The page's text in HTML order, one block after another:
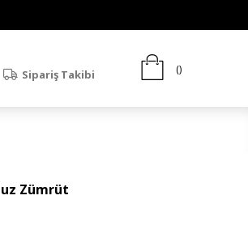
Sipariş Takibi
Zümrüt